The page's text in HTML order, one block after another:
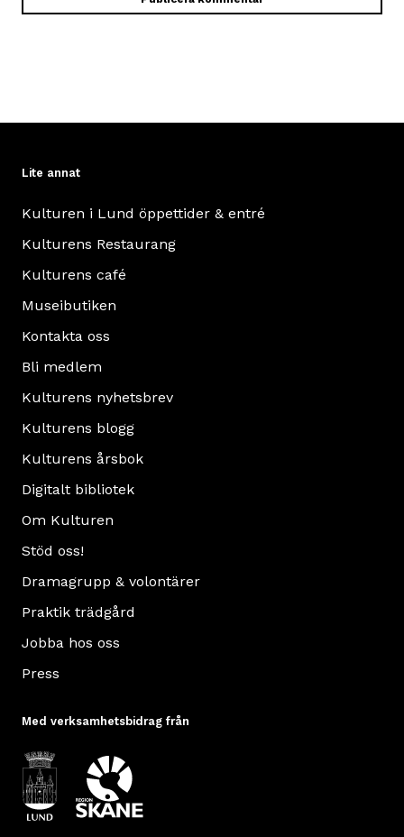
Lite annat
Kulturen i Lund öppettider & entré
Kulturens Restaurang
Kulturens café
Museibutiken
Kontakta oss
Bli medlem
Kulturens nyhetsbrev
Kulturens blogg
Kulturens årsbok
Digitalt bibliotek
Om Kulturen
Stöd oss!
Dramagrupp & volontärer
Praktik trädgård
Jobba hos oss
Press
Med verksamhetsbidrag från